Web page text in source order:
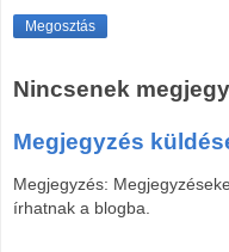
Megosztás
Nincsenek
Megjegyzés
Megjegyzés:
írhatnak a blogba.